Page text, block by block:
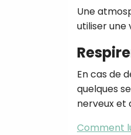
Une
utiliser une
En cas de
quelques
nerveux et
Comment